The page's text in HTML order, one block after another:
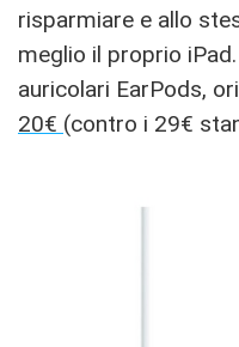
risparmiare e allo
meglio il proprio
auricolari EarPods,
20€ (contro i 29€